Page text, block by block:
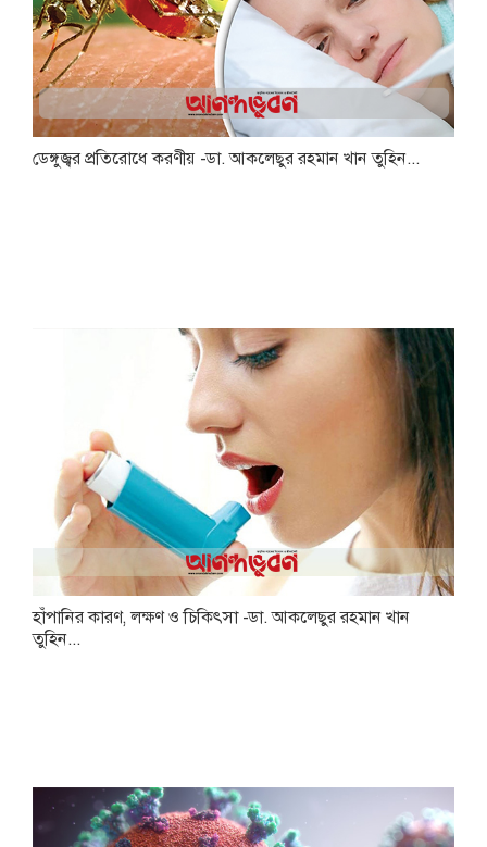
ডেঙ্গুজ্বর প্রতিরোধে করণীয় -ডা. আকলেছুর রহমান খান তুহিন...
হাঁপানির কারণ, লক্ষণ ও চিকিৎসা -ডা. আকলেছুর রহমান খান
তুহিন...